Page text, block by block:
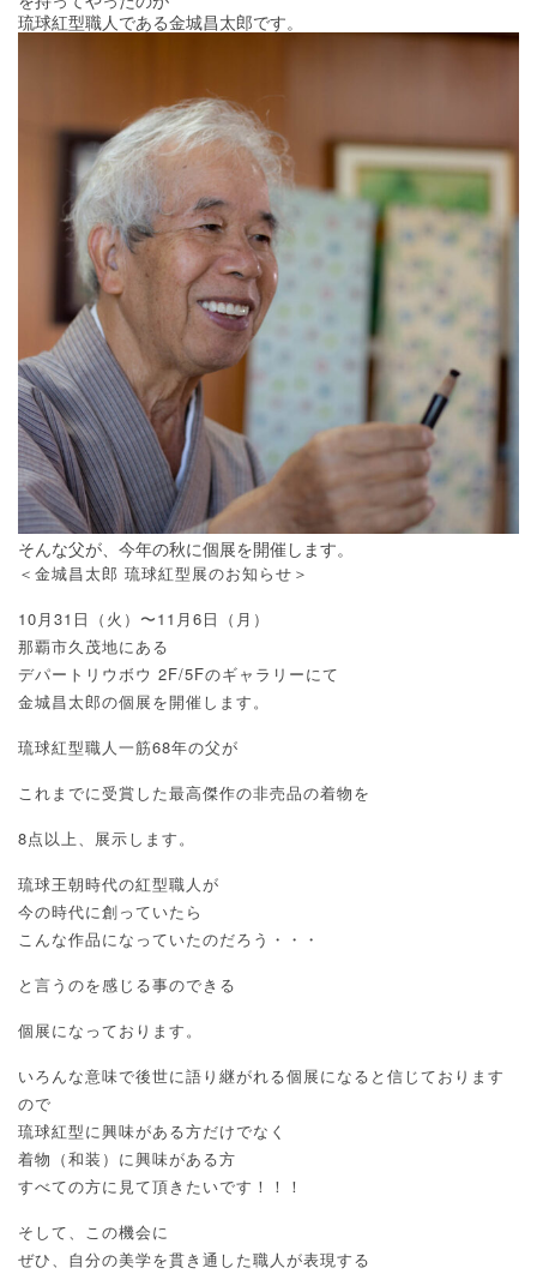
琉球紅型職人である金城昌太郎です。
そんな父が、今年の秋に個展を開催します。
＜金城昌太郎 琉球紅型展のお知らせ＞
10月31日（火）〜11月6日（月）
那覇市久茂地にある
デパートリウボウ 2F/5Fのギャラリーにて
金城昌太郎の個展を開催します。
琉球紅型職人一筋68年の父が
これまでに受賞した最高傑作の非売品の着物を
8点以上、展示します。
琉球王朝時代の紅型職人が
今の時代に創っていたら
こんな作品になっていたのだろう・・・
と言うのを感じる事のできる
個展になっております。
いろんな意味で後世に語り継がれる個展になると信じております
ので
琉球紅型に興味がある方だけでなく
着物（和装）に興味がある方
すべての方に見て頂きたいです！！！
そして、この機会に
ぜひ、自分の美学を貫き通した職人が表現する